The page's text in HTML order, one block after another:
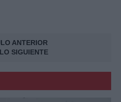
ANTERIOR
SIGUIENTE